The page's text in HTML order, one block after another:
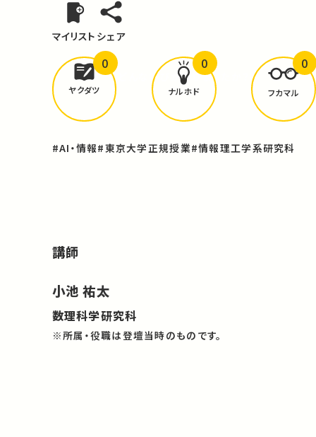
マイリスト シェア
どんな学びがありましたか？
ヤクダツ
0
ナルホド
0
フカマル
0
#AI・情報#東京大学正規授業#情報理工学系研究科
講師
小池 祐太
数理科学研究科
※所属・役職は登壇当時のものです。